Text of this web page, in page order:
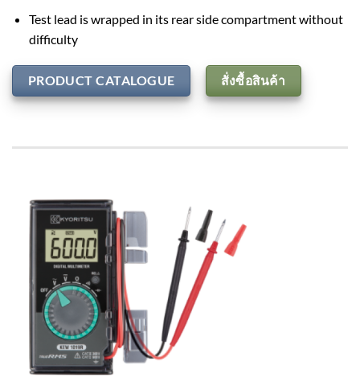
Test lead is wrapped in its rear side compartment without
difficulty
PRODUCT CATALOGUE สั่งซื้อสินค้า